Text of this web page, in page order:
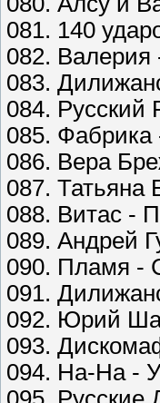
081. 140
082.
083.
084. Русский
085. Фабрика
086. Вера
087. Татьяна
088. Витас -
089. Андрей
090. Пламя -
091.
092. Юрий
093.
094. На-На -